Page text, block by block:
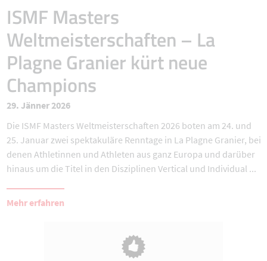
ISMF Masters
Weltmeisterschaften – La
Plagne Granier kürt neue
Champions
29. Jänner 2026
Die ISMF Masters Weltmeisterschaften 2026 boten am 24. und
25. Januar zwei spektakuläre Renntage in La Plagne Granier, bei
denen Athletinnen und Athleten aus ganz Europa und darüber
hinaus um die Titel in den Disziplinen Vertical und Individual ...
Mehr erfahren